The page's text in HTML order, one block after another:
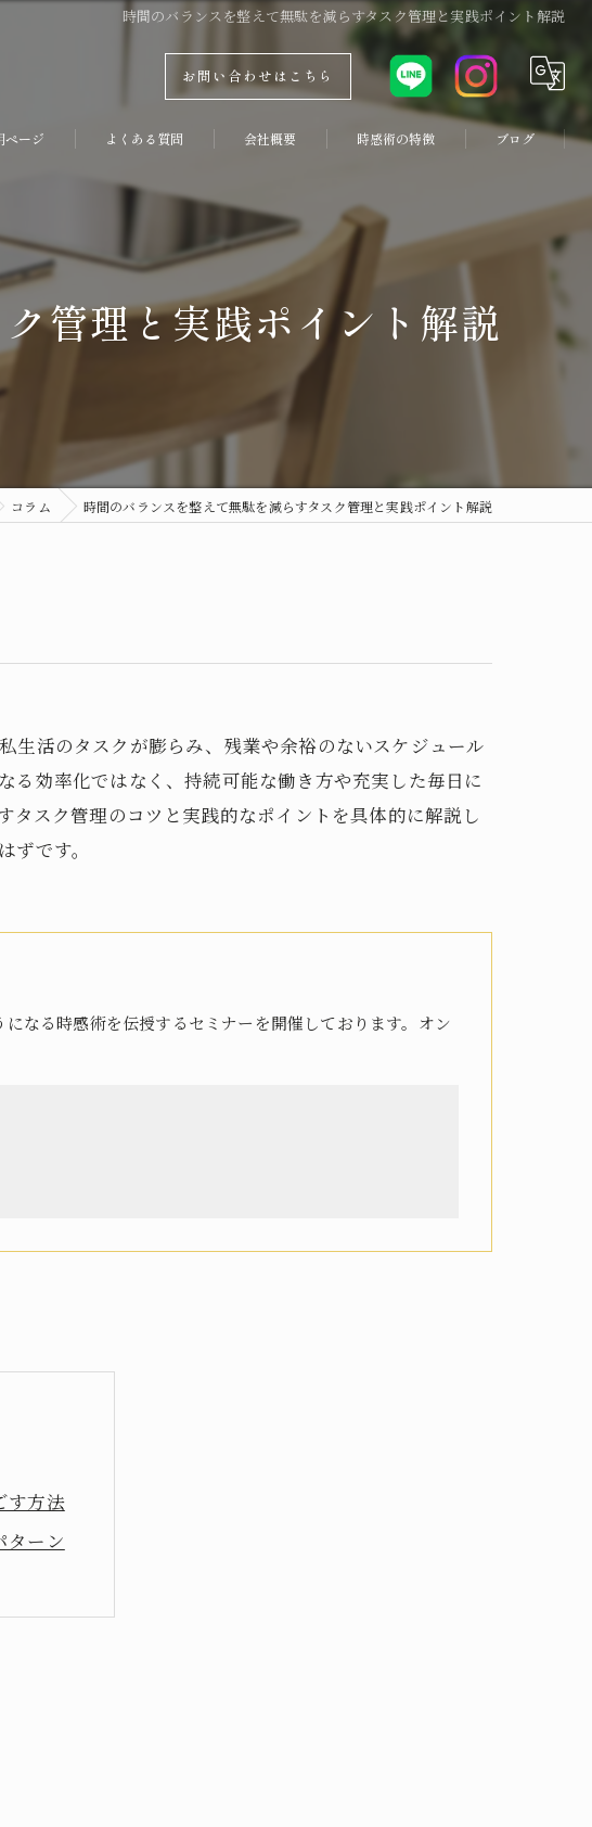
時間のバランスを整えて無駄を減らすタスク管理と実践ポイント解説
お問い合わせはこちら
ページ よくある質問 会社概要
コンセプト
時感術の特徴
副業
優先順位
ブログ
管理と実践ポイント解説
コラム 時間のバランスを整えて無駄を減らすタスク管理と実践ポイント解説
活のタスクが膨らみ、残業や余裕のないスケジュール
る効率化ではなく、持続可能な働き方や充実した毎日に
スク管理のコツと実践的なポイントを具体的に解説し
です。
なる時感術を伝授するセミナーを開催しております。オン
す方法
ターン
コツ
る力